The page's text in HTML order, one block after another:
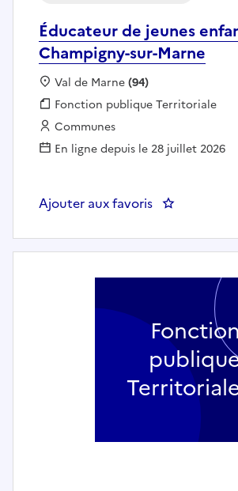
Éducateur de jeunes
Champigny-sur-Marne
Localisation :
Val de Marne(94)
Fonction publique :
Fonction publique Territoriale
Employeur :
Communes
En ligne depuis le 28 juillet 2026
Ajouter aux favoris : Éducateur
Fonction